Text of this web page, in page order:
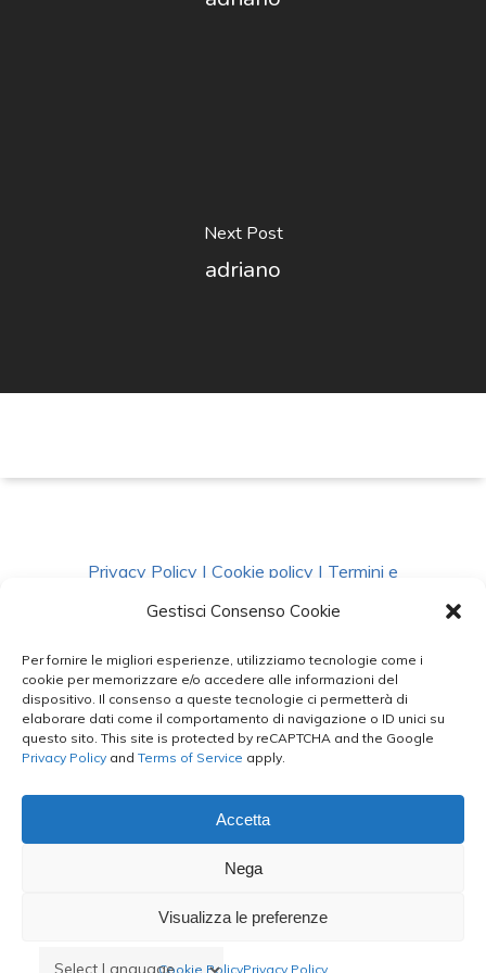
Gestisci Consenso Cookie
Per fornire le migliori esperienze, utilizziamo tecnologie come i
cookie per memorizzare e/o accedere alle informazioni del
dispositivo. Il consenso a queste tecnologie ci permetterà di
elaborare dati come il comportamento di navigazione o ID unici su
questo sito. This site is protected by reCAPTCHA and the Google
Privacy Policy and Terms of Service apply.
Accetta
Nega
Visualizza le preferenze
Cookie PolicyPrivacy Policy
Next Post
adriano
Privacy Policy | Cookie policy | Termini e
Condizioni|Richiedi Dati
facebook instagram whatsappphone
email
Le Bontà del Capo ©